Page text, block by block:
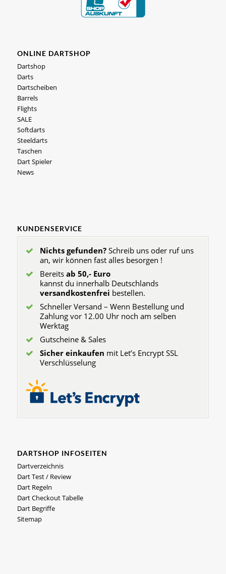
ONLINE DARTSHOP
Dartshop
Darts
Dartscheiben
Barrels
Flights
SALE
Softdarts
Steeldarts
Taschen
Dart Spieler
News
KUNDENSERVICE
Nichts gefunden?Schreib uns oder ruf uns
an, wir können fast alles besorgen !
Bereits ab 50,- Euro
kannst du innerhalb Deutschlands
versandkostenfrei bestellen.
Schneller Versand – Wenn Bestellung und
Zahlung vor 12.00 Uhr noch am selben
Werktag
Gutscheine & Sales
Sicher einkaufen mit Let’s Encrypt SSL
Verschlüsselung
DARTSHOP INFOSEITEN
Dartverzeichnis
Dart Test / Review
Dart Regeln
Dart Checkout Tabelle
Dart Begriffe
Sitemap